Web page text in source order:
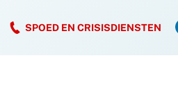
SPOED EN CRISISDIENSTEN